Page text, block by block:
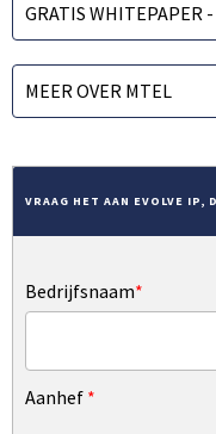
GRATIS WHITEPAPER
MEER OVER MTEL
VRAAG HET AAN EVOLVE IP,
Bedrijfsnaam*
Aanhef *